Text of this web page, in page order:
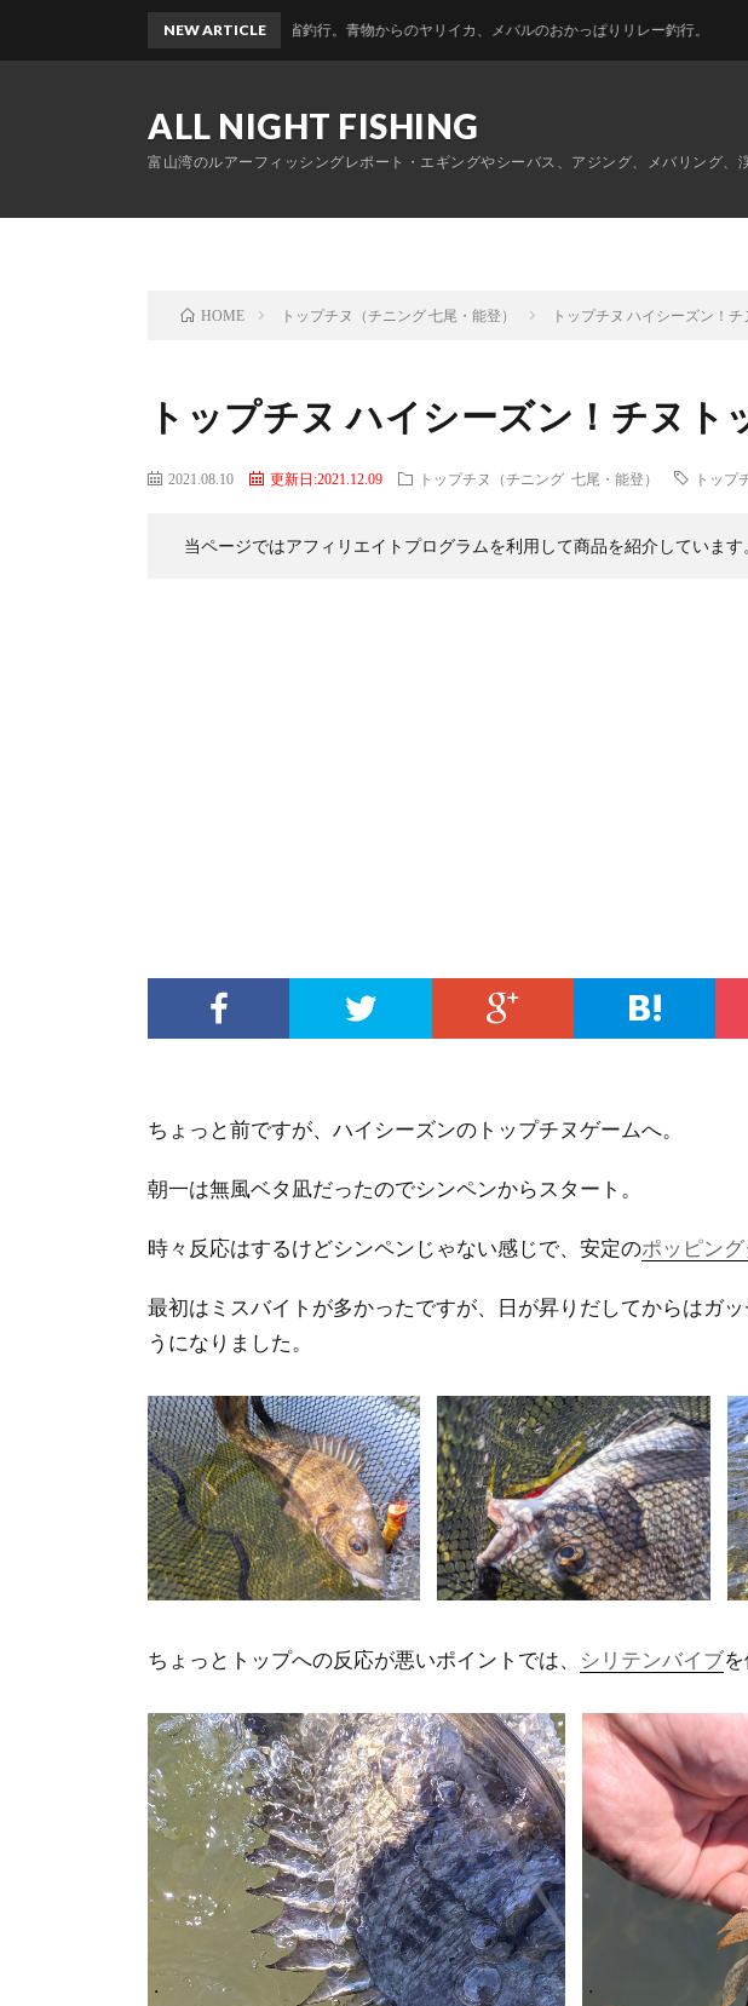
ALL NIGHT FISHING
富山湾のルアーフィッシングレポート・エギングやシーバス、アジング、メバリング、
NEW ARTICLE
富山帰省釣行。青物からのヤリイカ、メバルのおかっぱりリレー釣行。
HOME トップチヌ（チニング 七尾・能登） トップチヌ ハイシーズン！
トップチヌ ハイシーズン！チヌト
2021.08.10 更新日:2021.12.09 トップチヌ（チニング 七尾・能登） トップ
当ページではアフィリエイトプログラムを利用して商品を紹介しています
ちょっと前ですが、ハイシーズンのトップチヌゲームへ。
朝一は無風ベタ凪だったのでシンペンからスタート。
時々反応はするけどシンペンじゃない感じで、安定のポッピング
最初はミスバイトが多かったですが、日が昇りだしてからはガ
うになりました。
ちょっとトップへの反応が悪いポイントでは、 シリテンバイブを